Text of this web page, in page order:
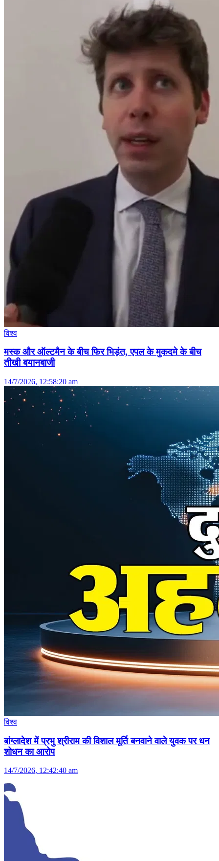
विश्व
मस्क और ऑल्टमैन के बीच फिर भिड़ंत, एपल के मुकदमे के बीच
तीखी बयानबाजी
14/7/2026, 12:58:20 am
विश्व
बांग्लादेश में प्रभु श्रीराम की विशाल मूर्ति बनवाने वाले युवक पर धन
शोधन का आरोप
14/7/2026, 12:42:40 am